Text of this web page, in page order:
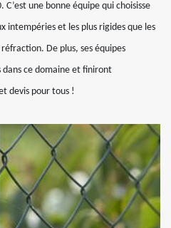
une bonne équipe qui choisisse
intempéries et les plus rigides que les
De plus, ses équipes
dans ce domaine et finiront
devis pour tous !